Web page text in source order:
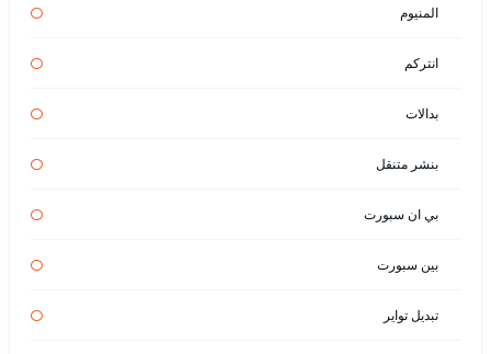
المنيوم
انتركم
بدالات
بنشر متنقل
بي ان سبورت
بين سبورت
تبديل تواير